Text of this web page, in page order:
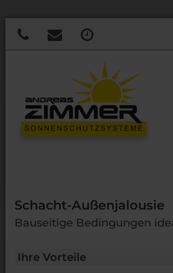
Schacht-Außenjalousie
Bauseitige Bedingungen
Ihre Vorteile